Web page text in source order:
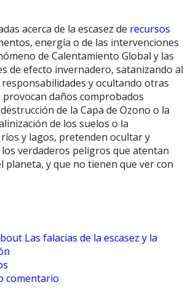
acerca de la escasez de recursos
energía o de las intervenciones
de Calentamiento Global y las
de efecto invernadero, satanizando al
responsabilidades y ocultando otras
provocan daños comprobados
de la Capa de Ozono o la
de los suelos o la
y lagos, pretenden ocultar y
verdaderos peligros que atentan
planeta, y que no tienen que ver con
Las falacias de la escasez y la
comentario